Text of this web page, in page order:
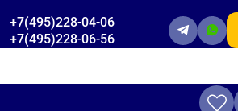
+7(495)228-04-06
+7(495)228-06-56